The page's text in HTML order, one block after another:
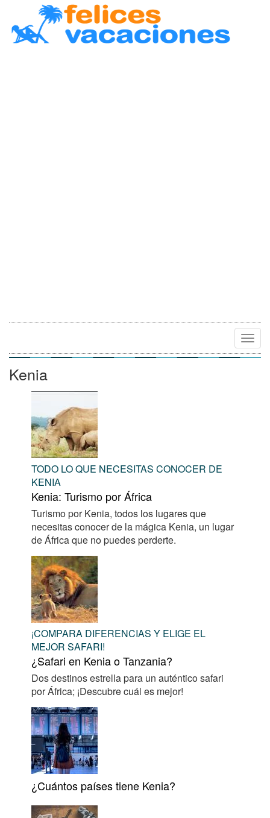
Kenia
TODO LO QUE NECESITAS CONOCER DE
KENIA
Kenia: Turismo por África
Turismo por Kenia, todos los lugares que
necesitas conocer de la mágica Kenia, un lugar
de África que no puedes perderte.
¡COMPARA DIFERENCIAS Y ELIGE EL
MEJOR SAFARI!
¿Safari en Kenia o Tanzania?
Dos destinos estrella para un auténtico safari
por África; ¡Descubre cuál es mejor!
¿Cuántos países tiene Kenia?